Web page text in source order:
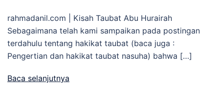
rahmadanil.com | Kisah Taubat Abu Hurairah
Sebagaimana telah kami sampaikan pada postingan
terdahulu tentang hakikat taubat (baca juga :
Pengertian dan hakikat taubat nasuha) bahwa […]
Baca selanjutnya